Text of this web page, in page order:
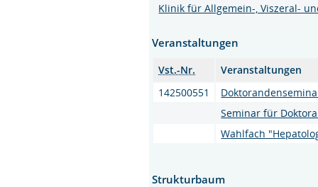
Klinik für Allgemein-, Viszeral-
Veranstaltungen
Vst.-Nr.
Veranstaltungen
142500551
Seminar für
Wahlfach
Strukturbaum